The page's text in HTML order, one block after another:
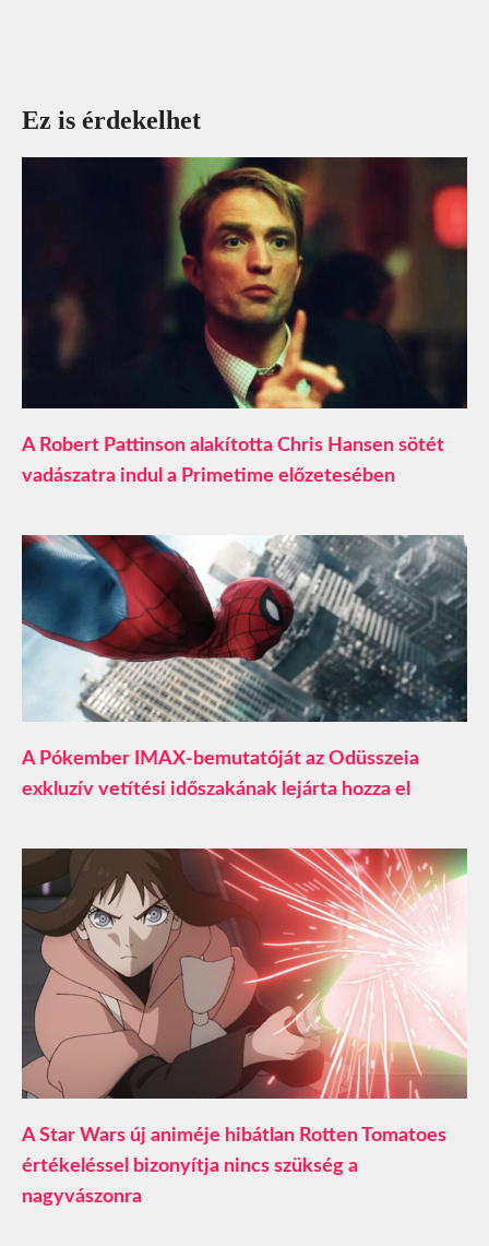
Ez is érdekelhet
A Robert Pattinson alakította Chris Hansen sötét
vadászatra indul a Primetime előzetesében
A Pókember IMAX-bemutatóját az Odüsszeia
exkluzív vetítési időszakának lejárta hozza el
A Star Wars új animéje hibátlan Rotten Tomatoes
értékeléssel bizonyítja nincs szükség a
nagyvászonra